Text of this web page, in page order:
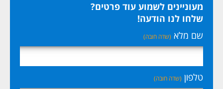
מעוניינים לשמוע עוד פרטים?
שלחו לנו הודעה!
שם מלא (שדה חובה)
טלפון (שדה חובה)